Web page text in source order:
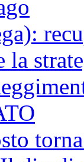
la